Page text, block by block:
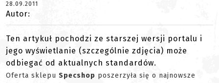
28.09.2011
Autor:
Ten artykuł pochodzi ze starszej wersji portalu i
jego wyświetlanie (szczególnie zdjęcia) może
odbiegać od aktualnych standardów.
Oferta sklepu Specshop poszerzyła się o najnowsze